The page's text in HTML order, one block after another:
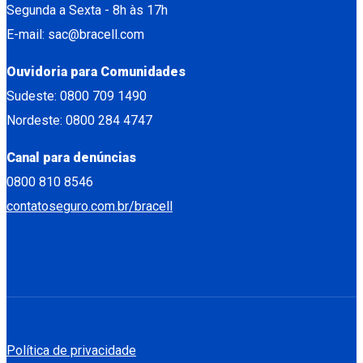
Segunda a Sexta - 8h às 17h
E-mail: sac@bracell.com
Ouvidoria para Comunidades
Sudeste: 0800 709 1490
Nordeste: 0800 284 4747
Canal para denúncias
0800 810 8546
contatoseguro.com.br/bracell
Política de privacidade